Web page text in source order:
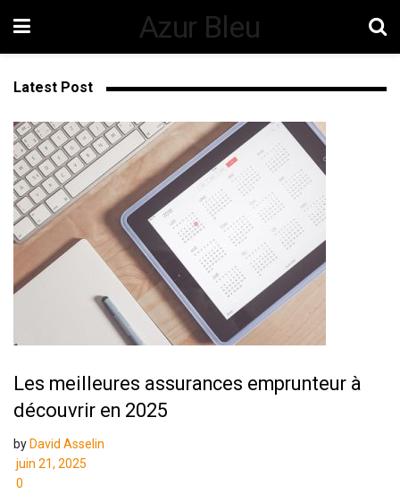
Azur Bleu
Latest Post
Les meilleures assurances emprunteur à
découvrir en 2025
by David Asselin
juin 21, 2025
0